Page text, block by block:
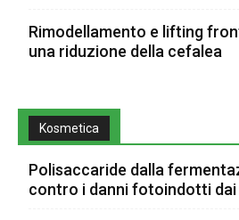
Rimodellamento e lifting
una riduzione della cefalea
Kosmetica
Polisaccaride dalla
contro i danni fotoindotti dai